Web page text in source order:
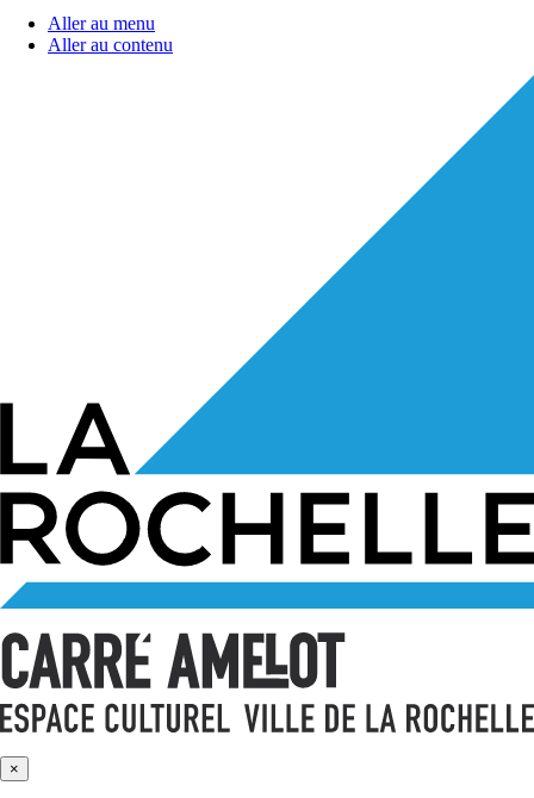
Aller au menu
Aller au contenu
×